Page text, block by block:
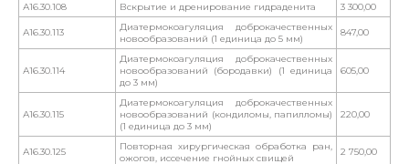
А16.30.108 Вскрытие и дренирование гидраденита 3 300,00
А16.30.113
Диатермокоагуляция доброкачественных
новообразований (1 единица до 5 мм)
847,00
А16.30.114
Диатермокоагуляция доброкачественных
новообразований (бородавки) (1 единица
до 3 мм)
605,00
А16.30.115
Диатермокоагуляция доброкачественных
новообразований (кондиломы, папилломы)
(1 единица до 3 мм)
220,00
А16.30.125
Повторная хирургическая обработка ран,
ожогов, иссечение гнойных свищей
2 750,00